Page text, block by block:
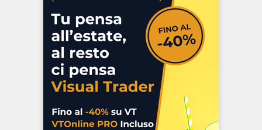
P.IVA 02 452 460 401
Chi siamo
Commenti e segnalazioni
Contattaci